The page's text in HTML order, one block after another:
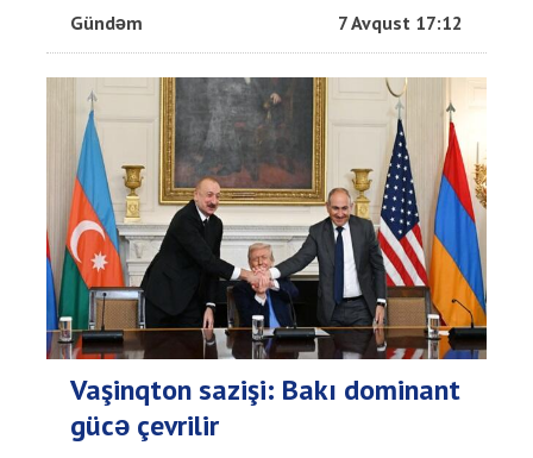
Gündəm 7 Avqust 17:12
Vaşinqton sazişi: Bakı dominant
gücə çevrilir